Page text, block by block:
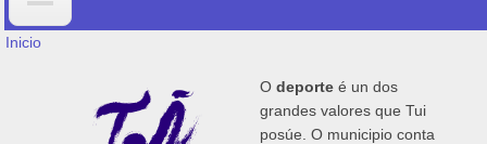
Formulario de búsqueda
Inicio
Odeporteé un dos
grandes valores que Tui
posúe. O municipio conta